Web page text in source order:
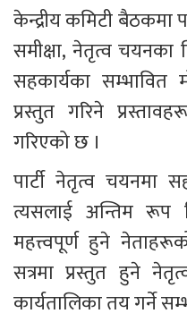
केन्द्रीय कमिटी बैठकमा
समीक्षा, नेतृत्व चयनका
सहकार्यका सम्भावित
प्रस्तुत गरिने
गरिएको छ ।
पार्टी नेतृत्व चयनमा
त्यसलाई अन्तिम रूप
महत्त्वपूर्ण हुने
सत्रमा प्रस्तुत हुने
कार्यतालिका तय गर्ने